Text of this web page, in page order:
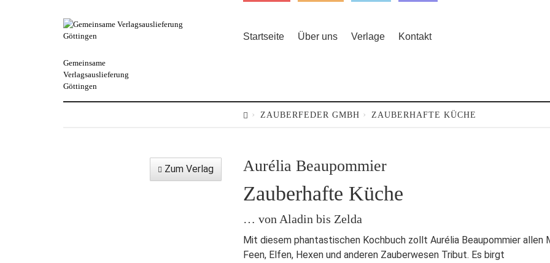
Gemeinsame
Verlagsauslieferung
Göttingen
Startseite Über uns Verlage Kontakt
ZAUBERFEDER GMBH ZAUBERHAFTE KÜCHE
Zum Verlag Aurélia Beaupommier
Zauberhafte Küche
… von Aladin bis Zelda
Mit diesem phantastischen Kochbuch zollt Aurélia Beaupommier allen
Feen, Elfen, Hexen und anderen Zauberwesen Tribut. Es birgt